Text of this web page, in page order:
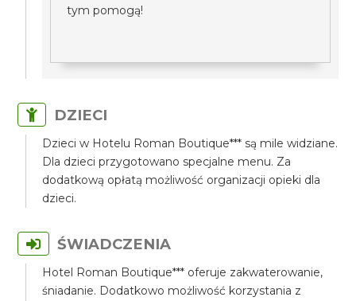
tym pomogą!
DZIECI
Dzieci w Hotelu Roman Boutique*** są mile widziane.
Dla dzieci przygotowano specjalne menu. Za
dodatkową opłatą możliwość organizacji opieki dla
dzieci.
ŚWIADCZENIA
Hotel Roman Boutique*** oferuje zakwaterowanie,
śniadanie. Dodatkowo możliwość korzystania z